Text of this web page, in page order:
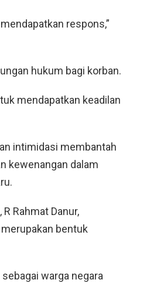
respons,”
hukum bagi korban.
mendapatkan keadilan
intimidasi membantah
kewenangan dalam
Rahmat Danur,
bentuk
warga negara